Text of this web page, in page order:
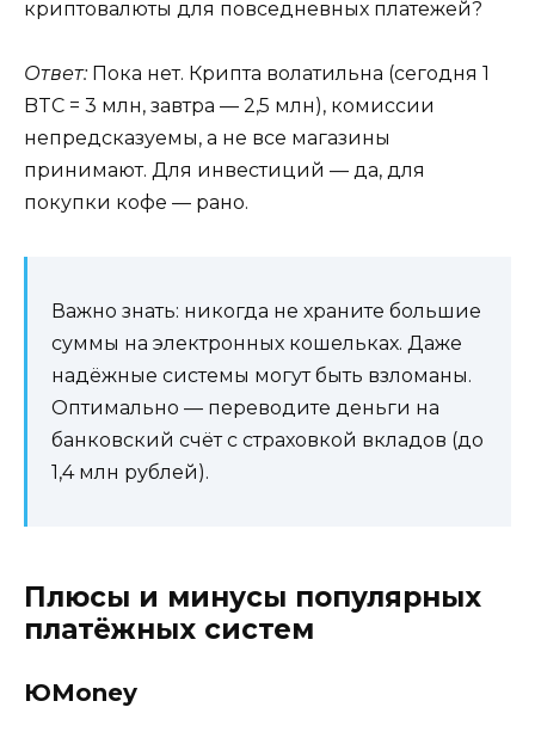
криптовалюты для повседневных платежей?
Ответ:Пока нет. Крипта волатильна (сегодня 1
BTC = 3 млн, завтра — 2,5 млн), комиссии
непредсказуемы, а не все магазины
принимают. Для инвестиций — да, для
покупки кофе — рано.
Важно знать: никогда не храните большие
суммы на электронных кошельках. Даже
надёжные системы могут быть взломаны.
Оптимально — переводите деньги на
банковский счёт с страховкой вкладов (до
1,4 млн рублей).
Плюсы и минусы популярных
платёжных систем
ЮMoney